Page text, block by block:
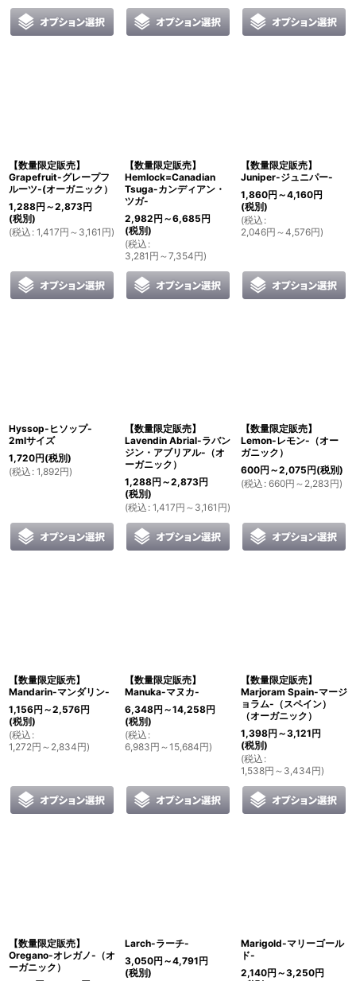
【数量限定販売】
Grapefruit-グレープフ
ルーツ-(オーガニック）
1,288円 ～2,873円
(税別)
(税込 : 1,417円 ～3,161 円)
【数量限定販売】
Hemlock=Canadian
Tsuga-カンディアン・
ツガ-
2,982円 ～6,685円
(税別)
(税込 :
3,281 円 ～7,354円)
【数量限定販売】
Juniper-ジュニパー-
1,860円 ～4,160円
(税別)
(税込 :
2,046円 ～4,576円)
Hyssop-ヒソップ-
2mlサイズ
1,720円(税別)
(税込 : 1,892円)
【数量限定販売】
Lavendin Abrial-ラバン
ジン・アブリアル-（オ
ーガニック）
1,288円 ～2,873円
(税別)
(税込 : 1,417円 ～3,161 円)
【数量限定販売】
Lemon-レモン-（オー
ガニック）
600円 ～2,075円(税別)
(税込 : 660円 ～2,283円)
【数量限定販売】
Mandarin-マンダリン-
1,156円 ～2,576円
(税別)
(税込 :
1,272円 ～2,834円)
【数量限定販売】
Manuka-マヌカ-
6,348円 ～14,258円
(税別)
(税込 :
6,983円 ～15,684円)
【数量限定販売】
Marjoram Spain-マージ
ョラム-（スペイン）
（オーガニック）
1,398円 ～3,121円
(税別)
(税込 :
1,538円 ～3,434円)
【数量限定販売】
Oregano-オレガノ-（オ
ーガニック）
Larch-ラーチ-
3,050円 ～4,791円
(税別)
Marigold-マリーゴール
ド-
2,140円 ～3,250円